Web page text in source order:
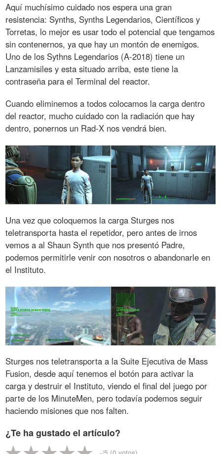
Aquí muchísimo cuidado nos espera una gran
resistencia: Synths, Synths Legendarios, Científicos y
Torretas, lo mejor es usar todo el potencial que tengamos
sin contenernos, ya que hay un montón de enemigos.
Uno de los Sythns Legendarios (A-2018) tiene un
Lanzamisiles y esta situado arriba, este tiene la
contraseña para el Terminal del reactor.
Cuando eliminemos a todos colocamos la carga dentro
del reactor, mucho cuidado con la radiación que hay
dentro, ponernos un Rad-X nos vendrá bien.
Una vez que coloquemos la carga Sturges nos
teletransporta hasta el repetidor, pero antes de irnos
vemos a al Shaun Synth que nos presentó Padre,
podemos permitirle venir con nosotros o abandonarle en
el Instituto.
Sturges nos teletransporta a la Suite Ejecutiva de Mass
Fusion, desde aquí tenemos el botón para activar la
carga y destruir el Instituto, viendo el final del juego por
parte de los MinuteMen, pero todavía podemos seguir
haciendo misiones que nos falten.
¿Te ha gustado el artículo?